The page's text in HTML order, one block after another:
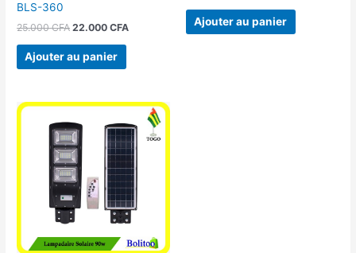
BLS-360
25.000CFA 22.000CFA
Ajouter au panier
Ajouter au panier